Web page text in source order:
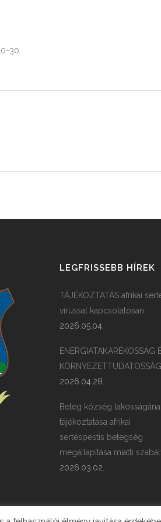
30
LEGFRISSEBB HÍREK
TÁJÉKOZTATÁS afrikai
vírussal kapcsolatosan
2026.05.04.
ENERGIATAKARÉKOSSÁG
KÖRNYEZETTUDATOSSÁG
2026.04.28.
Beleg község
tájékoztatása afrikai
sertéspestis betegség
megállapítása miatti
2026.03.02.